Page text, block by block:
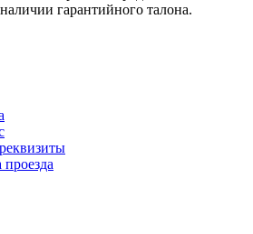
гарантийного талона.